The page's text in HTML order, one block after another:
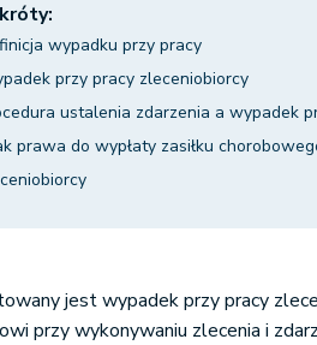
wypadku przy pracy
przy pracy zleceniobiorcy
ustalenia zdarzenia a wypadek
prawa do wypłaty zasiłku
jest wypadek przy pracy
przy wykonywaniu zlecenia i